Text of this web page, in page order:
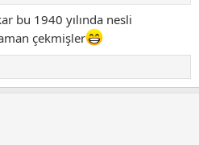
bu 1940 yılında nesli
çekmişler